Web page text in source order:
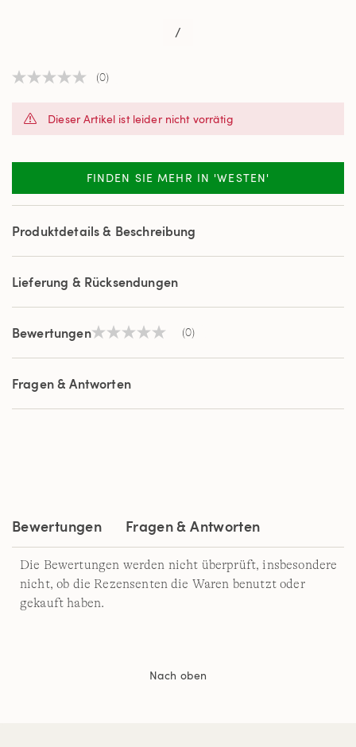
/
Kein
auf
(0)
Dieser Artikel ist leider nicht vorrätig
FINDEN SIE MEHR IN 'WESTEN'
Produktdetails & Beschreibung
Lieferung & Rücksendungen
BewertungenKein
Link
derselben
(0)
Fragen & Antworten
Bewertungen Fragen & Antworten
Die Bewertungen werden nicht überprüft, insbesondere
nicht, ob die Rezensenten die Waren benutzt oder
gekauft haben.
Nach oben